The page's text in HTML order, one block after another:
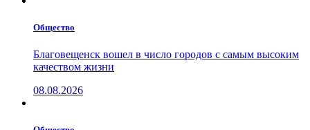
Общество
Благовещенск вошел в число городов с самым высоким
качеством жизни
08.08.2026